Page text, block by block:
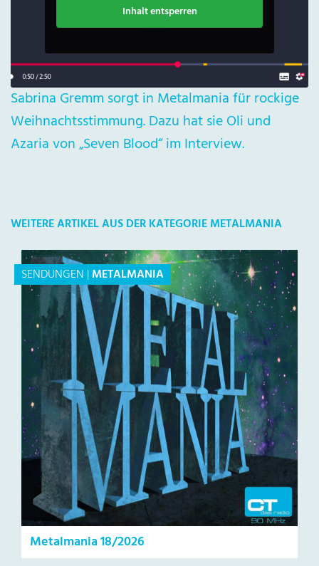
Inhalt entsperren
Sabrina Gremm sorgt in Metalmania für rockige
Weihnachtsstimmung. Dazu hat sie Oli und
Azaria von „Seven Blood“ im Interview.
WEITERE ARTIKEL AUS DER KATEGORIE METALMANIA
SENDUNGEN |METALMANIA
Metalmania 18/2026